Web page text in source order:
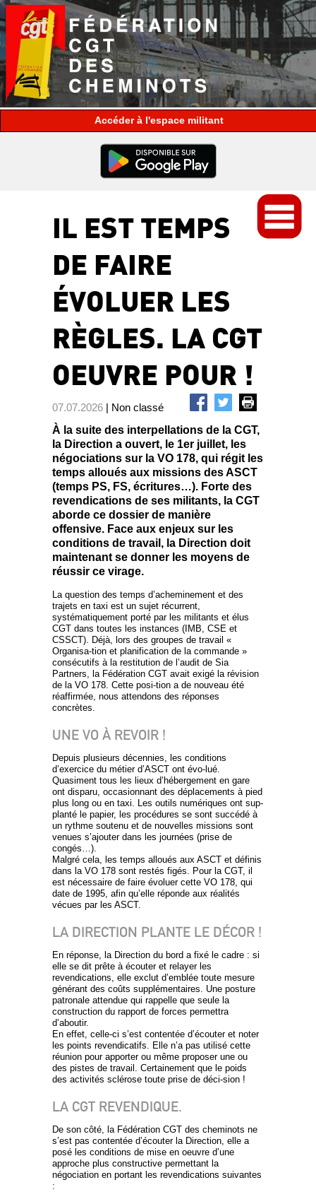
espace militant
IL EST TEMPS
DE FAIRE
ÉVOLUER LES
RÈGLES. LA CGT
OEUVRE POUR !
07.07.2026 | Non classé
À la suite des interpellations de la CGT,
la Direction a ouvert, le 1er juillet, les
négociations sur la VO 178, qui régit les
temps alloués aux missions des ASCT
(temps PS, FS, écritures…). Forte des
revendications de ses militants, la CGT
aborde ce dossier de manière
offensive. Face aux enjeux sur les
conditions de travail, la Direction doit
maintenant se donner les moyens de
réussir ce virage.
La question des temps d’acheminement et des
trajets en taxi est un sujet récurrent,
systématiquement porté par les militants et élus
CGT dans toutes les instances (IMB, CSE et
CSSCT). Déjà, lors des groupes de travail «
Organisa-tion et planification de la commande »
consécutifs à la restitution de l’audit de Sia
Partners, la Fédération CGT avait exigé la révision
de la VO 178. Cette posi-tion a de nouveau été
réaffirmée, nous attendons des réponses
concrètes.
UNE VO À REVOIR !
Depuis plusieurs décennies, les conditions
d’exercice du métier d’ASCT ont évo-lué.
Quasiment tous les lieux d’hébergement en gare
ont disparu, occasionnant des déplacements à pied
plus long ou en taxi. Les outils numériques ont sup-
planté le papier, les procédures se sont succédé à
un rythme soutenu et de nouvelles missions sont
venues s’ajouter dans les journées (prise de
congés…).
Malgré cela, les temps alloués aux ASCT et définis
dans la VO 178 sont restés figés. Pour la CGT, il
est nécessaire de faire évoluer cette VO 178, qui
date de 1995, afin qu’elle réponde aux réalités
vécues par les ASCT.
LA DIRECTION PLANTE LE DÉCOR !
En réponse, la Direction du bord a fixé le cadre : si
elle se dit prête à écouter et relayer les
revendications, elle exclut d’emblée toute mesure
générant des coûts supplémentaires. Une posture
patronale attendue qui rappelle que seule la
construction du rapport de forces permettra
d’aboutir.
En effet, celle-ci s’est contentée d’écouter et noter
les points revendicatifs. Elle n’a pas utilisé cette
réunion pour apporter ou même proposer une ou
des pistes de travail. Certainement que le poids
des activités sclérose toute prise de déci-sion !
LA CGT REVENDIQUE.
De son côté, la Fédération CGT des cheminots ne
s’est pas contentée d’écouter la Direction, elle a
posé les conditions de mise en oeuvre d’une
approche plus constructive permettant la
négociation en portant les revendications suivantes
: